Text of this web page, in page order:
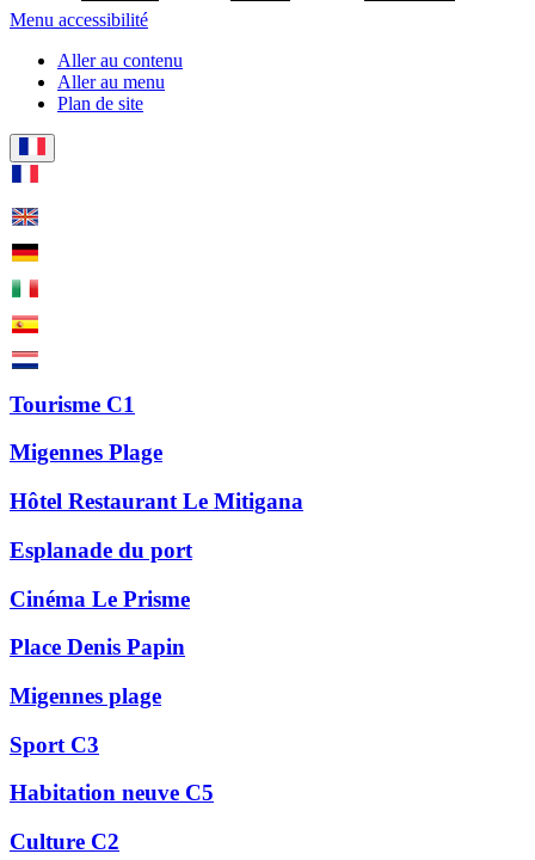
Menu accessibilité
Aller au contenu
Aller au menu
Plan de site
Tourisme C1
Migennes Plage
Hôtel Restaurant Le Mitigana
Esplanade du port
Cinéma Le Prisme
Place Denis Papin
Migennes plage
Sport C3
Habitation neuve C5
Culture C2